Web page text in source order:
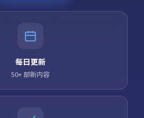
每日更新
50+ 部新内容